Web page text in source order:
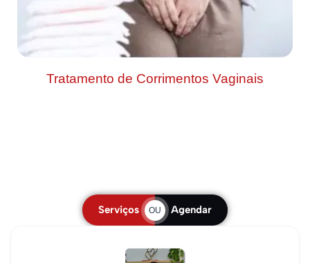
Tratamento de Corrimentos Vaginais
Serviços OU Agendar